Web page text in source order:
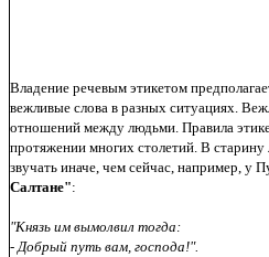
Владение речевым этикетом
вежливые слова в разных ситуациях.
отношений между людьми. Правила
протяжении многих столетий. В
звучать иначе, чем сейчас, например, у
Салтане":
"Князь им вымолвил тогда:
- Добрый путь вам, господа!".